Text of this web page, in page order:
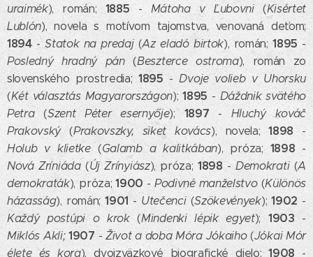
uraimék), román; 1885 - Mátoha v Ľubovni(Kisértet
Lublón), novela s motívom tajomstva, venovaná deťom;
1894-Statok na predaj(Az eladó birtok), román;1895 -
Posledný hradný pán(Beszterce ostroma), román zo
slovenského prostredia;1895 - Dvoje volieb v Uhorsku
(Két választás Magyarországon);1895 -Dáždnik svätého
Petra(Szent Péter esernyője);1897 - Hluchý kováč
Prakovský(Prakovszky, siket kovács), novela;1898 -
Holub v klietke(Galamb a kalitkában), próza; 1898 -
Nová Zríniáda(Új Zrínyiász), próza; 1898-Demokrati(A
demokraták), próza;1900 - Podivné manželstvo(Különös
házasság), román;1901 - Utečenci(Szökevények);1902 -
Každý postúpi o krok(Mindenki lépik egyet); 1903 -
Miklós Akli;1907 - Život a doba Móra Jókaiho(Jókai Mór
élete és kora), dvojzväzkové biografické dielo;1908 -